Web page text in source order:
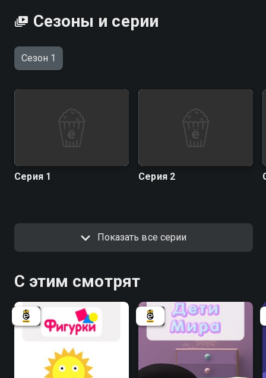
Сезоны и серии
Сезон 1
Серия 1 Серия 2
Показать все серии
С этим смотрят